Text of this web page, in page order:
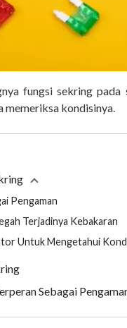
fungsi sekring
memeriksa kondisinya.
Collapse
Pengaman
Terjadinya Kebakaran
Untuk Mengetahui
Sebagai